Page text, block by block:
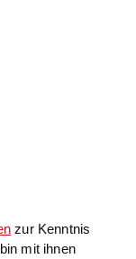
zur Kenntnis
mit ihnen